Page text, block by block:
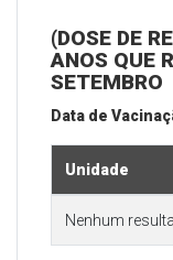
(DOSE DE
ANOS QUE
SETEMBRO
Data de
Unidade
Nenhum